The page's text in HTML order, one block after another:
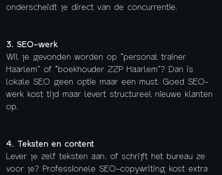
onderscheidt je direct van de concurrentie.
3. SEO-werk
Wil je gevonden worden op “personal trainer
Haarlem” of “boekhouder ZZP Haarlem”? Dan is
lokale SEO geen optie maar een must. Goed SEO-
werk kost tijd maar levert structureel nieuwe klanten
op.
4. Teksten en content
Lever je zelf teksten aan, of schrijft het bureau ze
voor je? Professionele SEO-copywriting kost extra